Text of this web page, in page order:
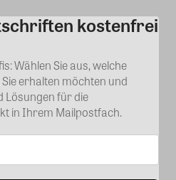
kostenfrei
Wählen Sie aus, welche
erhalten möchten und
Lösungen für die
in Ihrem Mailpostfach.